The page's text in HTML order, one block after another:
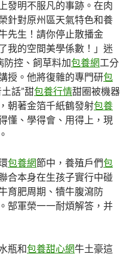
發明不服凡的事跡。在肉
針對原州區天氣特色和養
先生！請你停止散播金
我的空間美學係數！」迷
防控、飼草料加包養網工分
授。他將復雜的專門研包
話”甜包養行情甜圈被機器
朝著金箔千紙鶴發射包養
懂、學得會、用得上，現
包養網節中，養殖戶們包
合本身在生孩子實行中碰
育肥周期、犢牛腹瀉防
郜軍榮一一耐煩解答，并
瓶和包養甜心網牛土豪這